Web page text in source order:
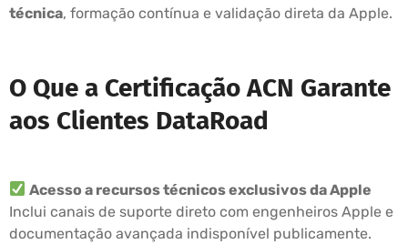
técnica, formação contínua e validação direta da Apple.
O Que a Certificação ACN Garante
aos Clientes DataRoad
Acesso a recursos técnicos exclusivos da Apple
Inclui canais de suporte direto com engenheiros Apple e
documentação avançada indisponível publicamente.